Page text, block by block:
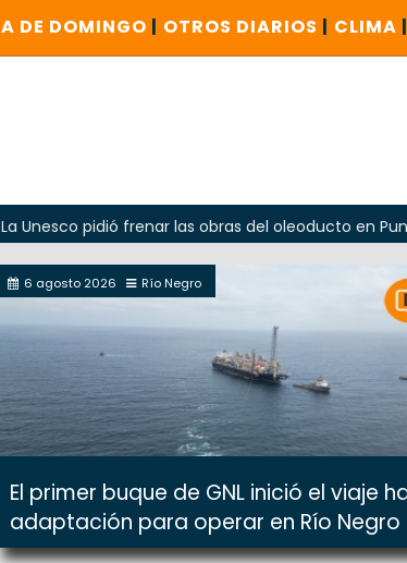
DE DOMINGO | OTROS DIARIOS | CLIMA |
pidió frenar las obras del oleoducto en Punta
6 agosto 2026 Río Negro
El primer buque de GNL inició el viaje
adaptación para operar en Río Negro